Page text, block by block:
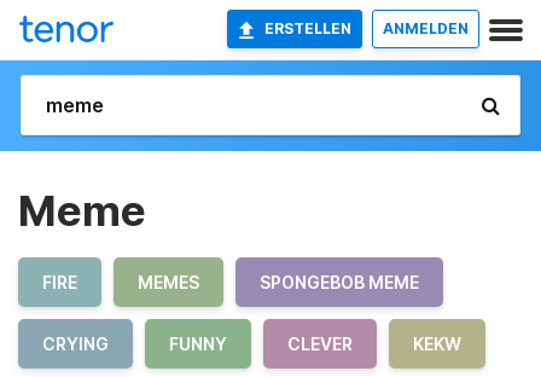
ERSTELLEN ANMELDEN
Meme
FIRE MEMES SPONGEBOB MEME
CRYING FUNNY CLEVER KEKW